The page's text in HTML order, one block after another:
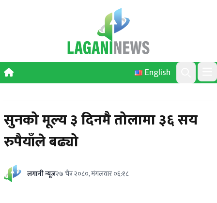
English
Search
सुनको मूल्य ३ दिनमै तोलामा ३६ सय
रुपैयाँले बढ्यो
लगानी न्यूज२७ चैत्र २०८०, मंगलवार ०६:१८